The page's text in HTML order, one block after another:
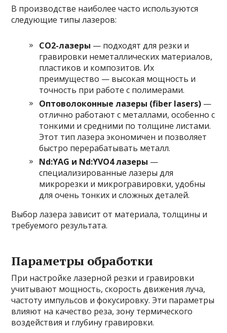
В производстве наиболее часто используются
следующие типы лазеров:
CO2-лазеры — подходят для резки и
гравировки неметаллических материалов,
пластиков и композитов. Их
преимущество — высокая мощность и
точность при работе с полимерами.
Оптоволоконные лазеры (fiber lasers) —
отлично работают с металлами, особенно с
тонкими и средними по толщине листами.
Этот тип лазера экономичен и позволяет
быстро перерабатывать металл.
Nd:YAG и Nd:YVO4 лазеры —
специализированные лазеры для
микрорезки и микрогравировки, удобны
для очень тонких и сложных деталей.
Выбор лазера зависит от материала, толщины и
требуемого результата.
Параметры обработки
При настройке лазерной резки и гравировки
учитывают мощность, скорость движения луча,
частоту импульсов и фокусировку. Эти параметры
влияют на качество реза, зону термического
воздействия и глубину гравировки.